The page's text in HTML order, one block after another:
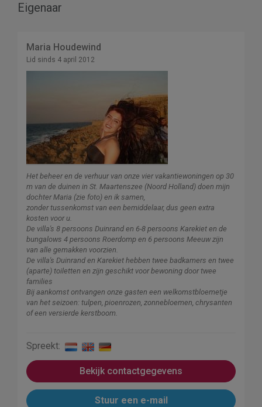
Eigenaar
Maria Houdewind
Lid sinds 4 april 2012
Het beheer en de verhuur van onze vier vakantiewoningen op 30
m van de duinen in St. Maartenszee (Noord Holland) doen mijn
dochter Maria (zie foto) en ik samen,
zonder tussenkomst van een bemiddelaar, dus geen extra
kosten voor u.
De villa's 8 persoons Duinrand en 6-8 persoons Karekiet en de
bungalows 4 persoons Roerdomp en 6 persoons Meeuw zijn
van alle gemakken voorzien.
De villa's Duinrand en Karekiet hebben twee badkamers en twee
(aparte) toiletten en zijn geschikt voor bewoning door twee
families
Bij aankomst ontvangen onze gasten een welkomstbloemetje
van het seizoen: tulpen, pioenrozen, zonnebloemen, chrysanten
of een versierde kerstboom.
Spreekt:
Bekijk contactgegevens
Stuur een e-mail